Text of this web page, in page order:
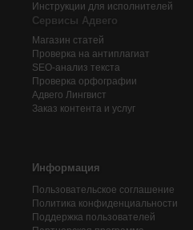
Инструкции для исполнителей
Сервисы Адвего
Магазин статей
Проверка на антиплагиат
SEO-анализ текста
Проверка орфографии
Адвего Лингвист
Заказ контента и услуг
Информация
Пользовательское соглашение
Политика конфиденциальности
Поддержка пользователей